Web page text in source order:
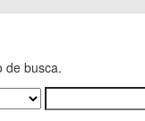
de busca.